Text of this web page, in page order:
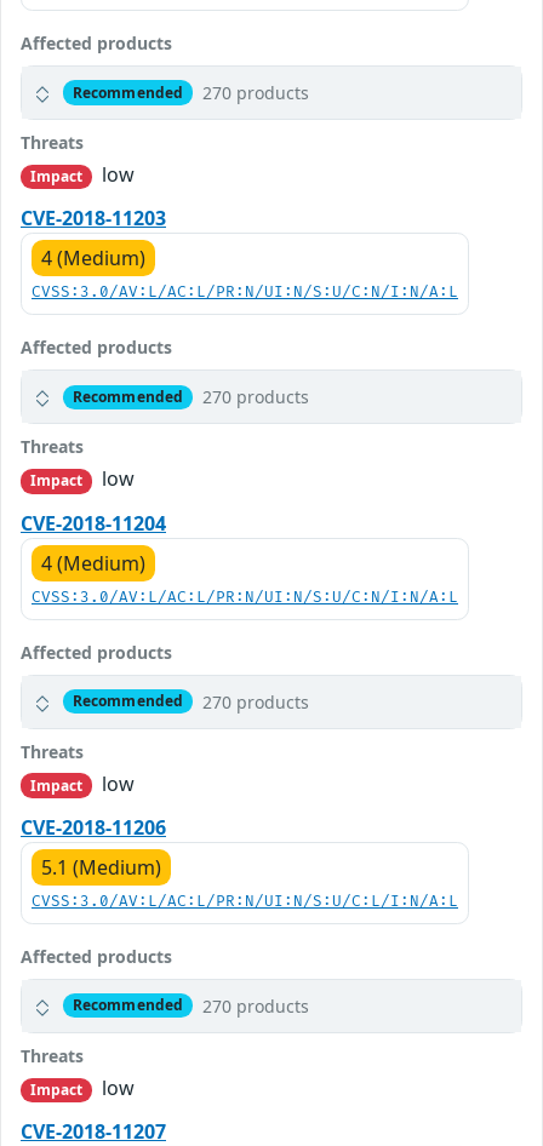
Affected products
Recommended 270 products
Threats
Impact
low
CVE-2018-11203
4 (Medium)
CVSS:3.0/AV:L/AC:L/PR:N/UI:N/S:U/C:N/I:N/A:L
Affected products
Recommended 270 products
Threats
Impact
low
CVE-2018-11204
4 (Medium)
CVSS:3.0/AV:L/AC:L/PR:N/UI:N/S:U/C:N/I:N/A:L
Affected products
Recommended 270 products
Threats
Impact
low
CVE-2018-11206
5.1 (Medium)
CVSS:3.0/AV:L/AC:L/PR:N/UI:N/S:U/C:L/I:N/A:L
Affected products
Recommended 270 products
Threats
Impact
low
CVE-2018-11207